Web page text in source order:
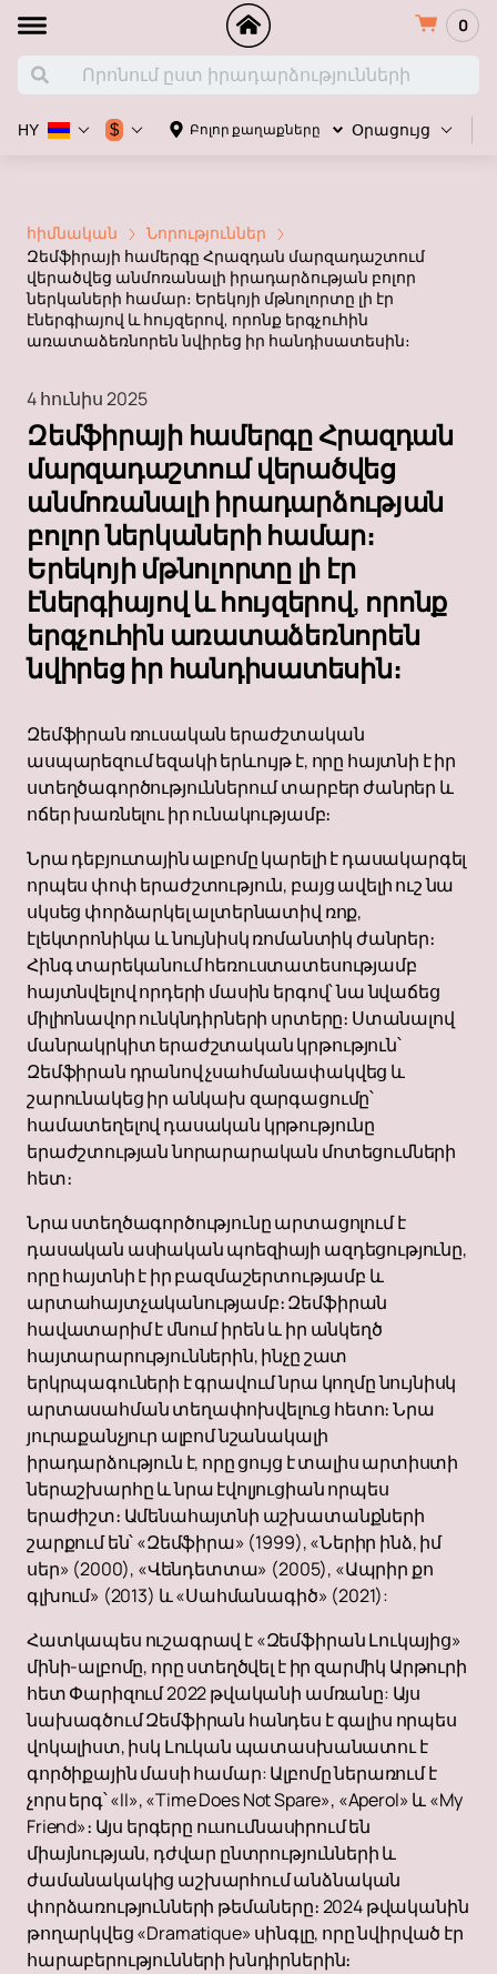
0
Բոլոր քաղաքները Օրացույց
HY $
հիմնական
Նորություններ
Զեմֆիրայի համերգը Հրազդան մարզադաշտում
վերածվեց անմոռանալի իրադարձության բոլոր
ներկաների համար։ Երեկոյի մթնոլորտը լի էր
էներգիայով և հույզերով, որոնք երգչուհին
առատաձեռնորեն նվիրեց իր հանդիսատեսին։
4 հունիս 2025
Զեմֆիրայի համերգը Հրազդան
մարզադաշտում վերածվեց
անմոռանալի իրադարձության
բոլոր ներկաների համար։
Երեկոյի մթնոլորտը լի էր
էներգիայով և հույզերով, որոնք
երգչուհին առատաձեռնորեն
նվիրեց իր հանդիսատեսին։
Զեմֆիրան ռուսական երաժշտական ​​​​
ասպարեզում եզակի երևույթ է, որը հայտնի է իր
ստեղծագործություններում տարբեր ժանրեր և
ոճեր խառնելու իր ունակությամբ։
Նրա դեբյուտային ալբոմը կարելի է դասակարգել
որպես փոփ երաժշտություն, բայց ավելի ուշ նա
սկսեց փորձարկել ալտերնատիվ ռոք,
էլեկտրոնիկա և նույնիսկ ռոմանտիկ ժանրեր։
Հինգ տարեկանում հեռուստատեսությամբ
հայտնվելով որդերի մասին երգով՝ նա նվաճեց
միլիոնավոր ունկնդիրների սրտերը։ Ստանալով
մանրակրկիտ երաժշտական ​​կրթություն՝
Զեմֆիրան դրանով չսահմանափակվեց և
շարունակեց իր անկախ զարգացումը՝
համատեղելով դասական կրթությունը
երաժշտության նորարարական մոտեցումների
հետ։
Նրա ստեղծագործությունը արտացոլում է
դասական ասիական պոեզիայի ազդեցությունը,
որը հայտնի է իր բազմաշերտությամբ և
արտահայտչականությամբ։ Զեմֆիրան
հավատարիմ է մնում իրեն և իր անկեղծ
հայտարարություններին, ինչը շատ
երկրպագուների է գրավում նրա կողմը նույնիսկ
արտասահման տեղափոխվելուց հետո։ Նրա
յուրաքանչյուր ալբոմ նշանակալի
իրադարձություն է, որը ցույց է տալիս արտիստի
ներաշխարհը և նրա էվոլյուցիան որպես
երաժիշտ։ Ամենահայտնի աշխատանքների
շարքում են՝ «Զեմֆիրա» (1999), «Ներիր ինձ, իմ
սեր» (2000), «Վենդետտա» (2005), «Ապրիր քո
գլխում» (2013) և «Սահմանագիծ» (2021):
Հատկապես ուշագրավ է «Զեմֆիրան Լուկայից»
մինի-ալբոմը, որը ստեղծվել է իր զարմիկ Արթուրի
հետ Փարիզում 2022 թվականի ամռանը: Այս
նախագծում Զեմֆիրան հանդես է գալիս որպես
վոկալիստ, իսկ Լուկան պատասխանատու է
գործիքային մասի համար: Ալբոմը ներառում է
չորս երգ՝ «II», «Time Does Not Spare», «Aperol» և «My
Friend»։ Այս երգերը ուսումնասիրում են
միայնության, դժվար ընտրությունների և
ժամանակակից աշխարհում անձնական
փորձառությունների թեմաները։ 2024 թվականին
թողարկվեց «Dramatique» սինգլը, որը նվիրված էր
հարաբերությունների խնդիրներին։